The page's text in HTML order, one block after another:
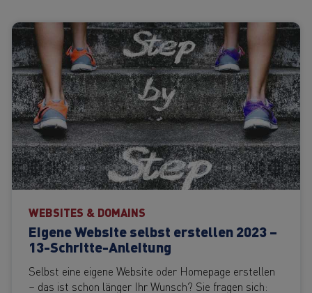
WEBSITES & DOMAINS
Eigene Website selbst erstellen 2023 –
13-Schritte-Anleitung
Selbst eine eigene Website oder Homepage erstellen
– das ist schon länger Ihr Wunsch? Sie fragen sich: